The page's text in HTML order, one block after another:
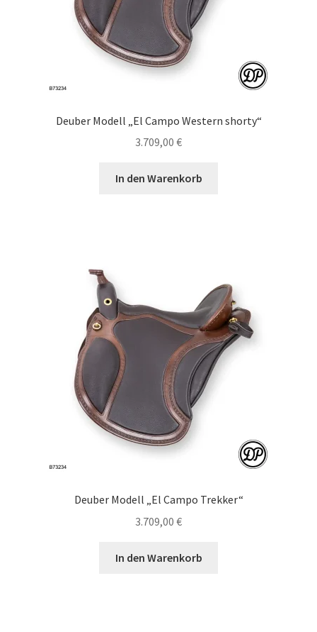
Deuber Modell „El Campo Western shorty“
3.709,00 €
In den Warenkorb
Deuber Modell „El Campo Trekker“
3.709,00 €
In den Warenkorb